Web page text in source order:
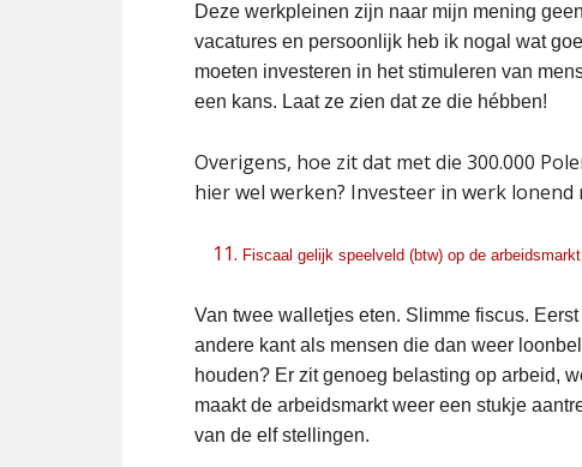
Deze werkpleinen zijn naar mijn mening
vacatures en persoonlijk heb ik nogal wat
moeten investeren in het stimuleren van
een kans. Laat ze zien dat ze die hébben!
Overigens, hoe zit dat met die 300.000
hier wel werken? Investeer in werk
Fiscaal gelijk speelveld (btw) op de
Van twee walletjes eten. Slimme fiscus.
andere kant als mensen die dan weer
houden? Er zit genoeg belasting op arbeid,
maakt de arbeidsmarkt weer een stukje
van de elf stellingen.